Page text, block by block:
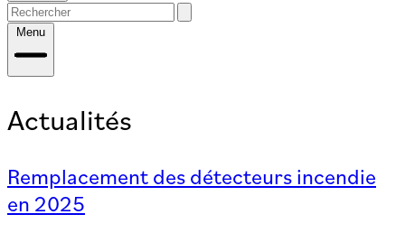
Menu
Actualités
Remplacement des détecteurs incendie
en 2025